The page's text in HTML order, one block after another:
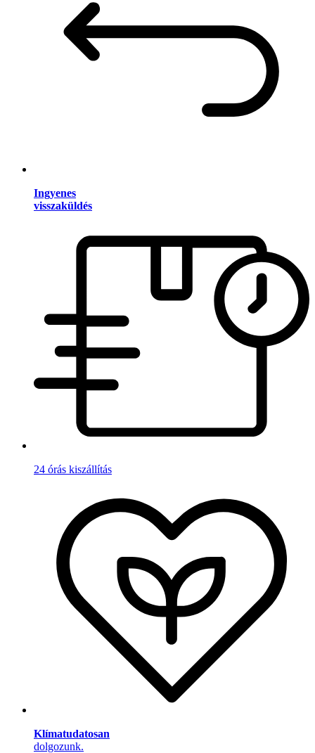
Ingyenes
visszaküldés
24 órás kiszállítás
Klímatudatosan
dolgozunk.